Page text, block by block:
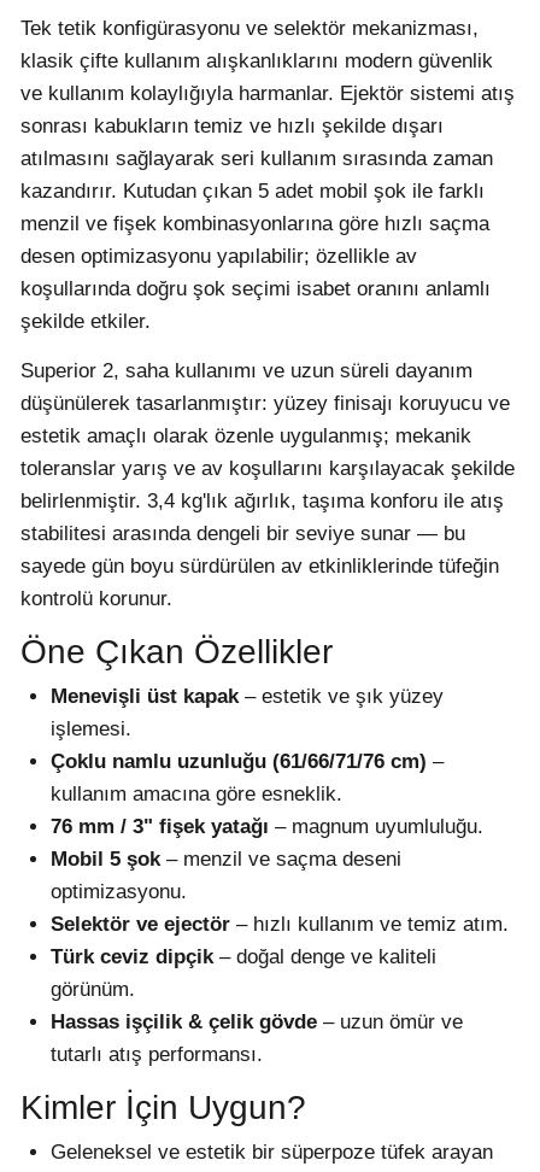
Tek tetik konfigürasyonu ve selektör mekanizması,
klasik çifte kullanım alışkanlıklarını modern güvenlik
ve kullanım kolaylığıyla harmanlar. Ejektör sistemi atış
sonrası kabukların temiz ve hızlı şekilde dışarı
atılmasını sağlayarak seri kullanım sırasında zaman
kazandırır. Kutudan çıkan 5 adet mobil şok ile farklı
menzil ve fişek kombinasyonlarına göre hızlı saçma
desen optimizasyonu yapılabilir; özellikle av
koşullarında doğru şok seçimi isabet oranını anlamlı
şekilde etkiler.
Superior 2, saha kullanımı ve uzun süreli dayanım
düşünülerek tasarlanmıştır: yüzey finisajı koruyucu ve
estetik amaçlı olarak özenle uygulanmış; mekanik
toleranslar yarış ve av koşullarını karşılayacak şekilde
belirlenmiştir. 3,4 kg'lık ağırlık, taşıma konforu ile atış
stabilitesi arasında dengeli bir seviye sunar — bu
sayede gün boyu sürdürülen av etkinliklerinde tüfeğin
kontrolü korunur.
Öne Çıkan Özellikler
Menevişli üst kapak– estetik ve şık yüzey
işlemesi.
Çoklu namlu uzunluğu (61/66/71/76 cm) –
kullanım amacına göre esneklik.
76 mm / 3" fişek yatağı – magnum uyumluluğu.
Mobil 5 şok– menzil ve saçma deseni
optimizasyonu.
Selektör ve ejectör – hızlı kullanım ve temiz atım.
Türk ceviz dipçik– doğal denge ve kaliteli
görünüm.
Hassas işçilik & çelik gövde – uzun ömür ve
tutarlı atış performansı.
Kimler İçin Uygun?
Geleneksel ve estetik bir süperpoze tüfek arayan